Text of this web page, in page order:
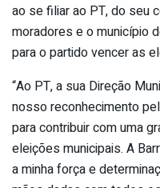
ao se filiar ao PT, do seu
moradores e o município
para o partido vencer as
“Ao PT, a sua Direção
nosso reconhecimento
para contribuir com uma
eleições municipais. A
a minha força e